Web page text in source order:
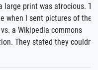
atrocious. They
of the
commons
they couldn't